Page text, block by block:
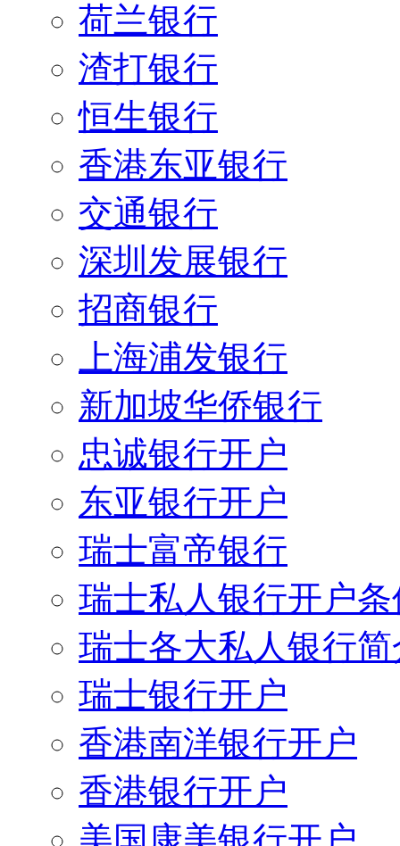
荷兰银行
渣打银行
恒生银行
香港东亚银行
交通银行
深圳发展银行
招商银行
上海浦发银行
新加坡华侨银行
忠诚银行开户
东亚银行开户
瑞士富帝银行
瑞士私人银行开户条
瑞士各大私人银行简
瑞士银行开户
香港南洋银行开户
香港银行开户